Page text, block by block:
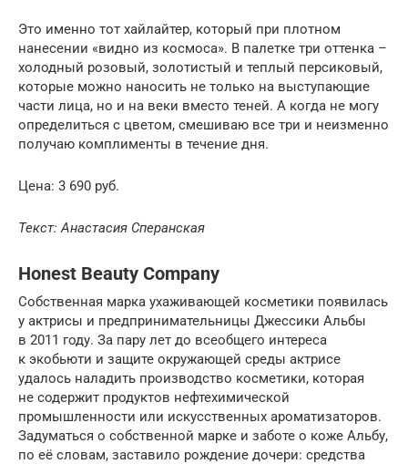
Это именно тот хайлайтер, который при плотном
нанесении «видно из космоса». В палетке три оттенка –
холодный розовый, золотистый и теплый персиковый,
которые можно наносить не только на выступающие
части лица, но и на веки вместо теней. А когда не могу
определиться с цветом, смешиваю все три и неизменно
получаю комплименты в течение дня.
Цена: 3 690 руб.
Текст: Анастасия Сперанская
Honest Beauty Company
Собственная марка ухаживающей косметики появилась
у актрисы и предпринимательницы Джессики Альбы
в 2011 году. За пару лет до всеобщего интереса
к экобьюти и защите окружающей среды актрисе
удалось наладить производство косметики, которая
не содержит продуктов нефтехимической
промышленности или искусственных ароматизаторов.
Задуматься о собственной марке и заботе о коже Альбу,
по её словам, заставило рождение дочери: средства